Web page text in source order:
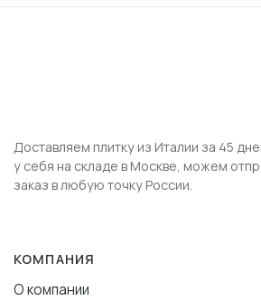
Доставляем плитку из Италии за 45
у себя на складе в Москве, можем
заказ в любую точку России.
КОМПАНИЯ
О компании